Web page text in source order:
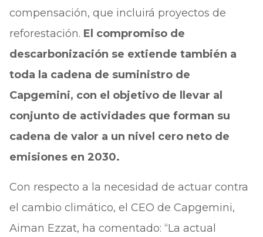
compensación, que incluirá proyectos de
reforestación. El compromiso de
descarbonización se extiende también a
toda la cadena de suministro de
Capgemini, con el objetivo de llevar al
conjunto de actividades que forman su
cadena de valor a un nivel cero neto de
emisiones en 2030.
Con respecto a la necesidad de actuar contra
el cambio climático, el CEO de Capgemini,
Aiman Ezzat, ha comentado: “La actual